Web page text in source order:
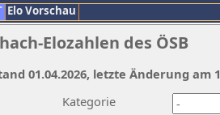
Elo Vorschau
Elozahlen des ÖSB
Kategorie
01.04.2026, letzte Änderung am